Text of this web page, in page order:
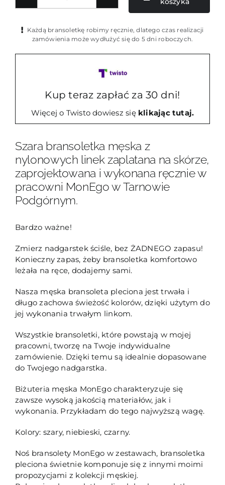
ilość
bransoletka
z
Każdą bransoletkę robimy ręcznie, dlatego czas realizacji
zamówienia może wydłużyć się do 5 dni roboczych.
Kup teraz zapłać za 30 dni!
Więcej o Twisto dowiesz się klikając tutaj.
Szara bransoletka męska z
nylonowych linek zaplatana na skórze,
zaprojektowana i wykonana ręcznie w
pracowni MonEgo w Tarnowie
Podgórnym.
Bardzo ważne!
Zmierz nadgarstek ściśle, bez ŻADNEGO zapasu!
Konieczny zapas, żeby bransoletka komfortowo
leżała na ręce, dodajemy sami.
Nasza męska bransoleta pleciona jest trwała i
długo zachowa świeżość kolorów, dzięki użytym do
jej wykonania trwałym linkom.
Wszystkie bransoletki, które powstają w mojej
pracowni, tworzę na Twoje indywidualne
zamówienie. Dzięki temu są idealnie dopasowane
do Twojego nadgarstka.
Biżuteria męska MonEgo charakteryzuje się
zawsze wysoką jakością materiałów, jak i
wykonania. Przykładam do tego najwyższą wagę.
Kolory: szary, niebieski, czarny.
Noś bransolety MonEgo w zestawach, bransoletka
pleciona świetnie komponuje się z innymi moimi
propozycjami z kolekcji męskiej.